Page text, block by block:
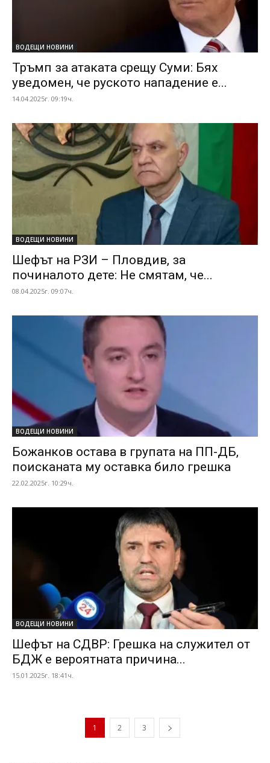
ВОДЕЩИ НОВИНИ
Тръмп за атаката срещу Суми: Бях
уведомен, че руското нападение е...
14.04.2025г. 09:19ч.
ВОДЕЩИ НОВИНИ
Шефът на РЗИ – Пловдив, за
починалото дете: Не смятам, че...
08.04.2025г. 09:07ч.
ВОДЕЩИ НОВИНИ
Божанков остава в групата на ПП-ДБ,
поисканата му оставка било грешка
22.02.2025г. 10:29ч.
ВОДЕЩИ НОВИНИ
Шефът на СДВР: Грешка на служител от
БДЖ е вероятната причина...
15.01.2025г. 18:41ч.
1 2 3